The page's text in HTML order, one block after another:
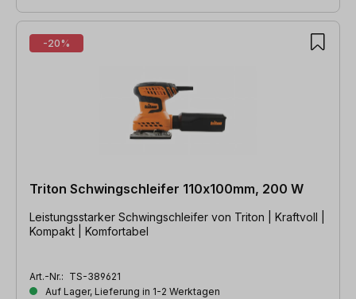
-20%
Triton Schwingschleifer 110x100mm, 200 W
Leistungsstarker Schwingschleifer von Triton | Kraftvoll |
Kompakt | Komfortabel
Art.-Nr.: TS-389621
Auf Lager, Lieferung in 1-2 Werktagen